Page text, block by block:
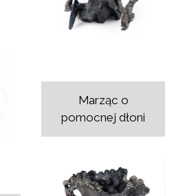
Marząc o
pomocnej dłoni